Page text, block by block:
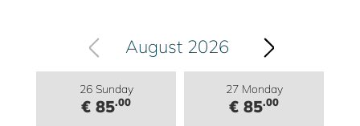
August 2026
26 Sunday
€ 85.00
27 Monday
€ 85.00